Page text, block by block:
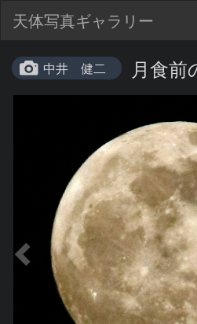
天体写真ギャラリー
中井 健二 月食前